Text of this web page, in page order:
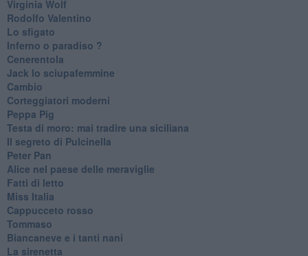
Virginia Wolf
Rodolfo Valentino
Lo sfigato
Inferno o paradiso ?
Cenerentola
Jack lo sciupafemmine
Cambio
Corteggiatori moderni
Peppa Pig
Testa di moro: mai tradire una siciliana
Il segreto di Pulcinella
Peter Pan
Alice nel paese delle meraviglie
Fatti di letto
Miss Italia
Cappucceto rosso
Tommaso
Biancaneve e i tanti nani
La sirenetta